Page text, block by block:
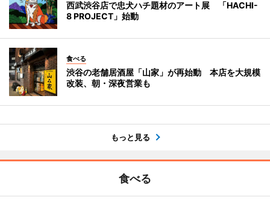
西武渋谷店で忠犬ハチ題材のアート展 「HACHI-
8 PROJECT」始動
食べる
渋谷の老舗居酒屋「山家」が再始動 本店を大規模
改装、朝・深夜営業も
もっと見る
食べる